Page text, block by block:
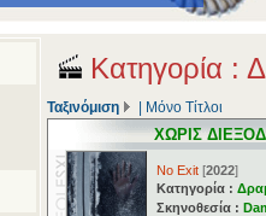
Κατηγορία :
Ταξινόμιση Μόνο Τίτλοι
ΧΩΡΙΣ
No Exit [2022]
Κατηγορία :
Σκηνοθεσία :